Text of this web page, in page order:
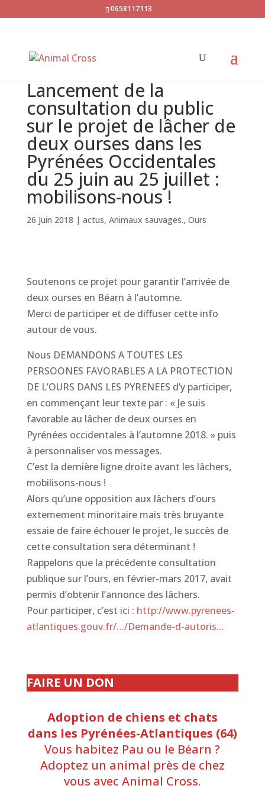
0658117113
Lancement de la
consultation du public
sur le projet de lâcher de
deux ourses dans les
Pyrénées Occidentales
du 25 juin au 25 juillet :
mobilisons-nous !
26 Juin 2018 | actus, Animaux sauvages., Ours
Soutenons ce projet pour garantir l’arrivée de
deux ourses en Béarn à l’automne.
Merci de participer et de diffuser cette info
autour de vous.
Nous DEMANDONS A TOUTES LES
PERSOONES FAVORABLES A LA PROTECTION
DE L’OURS DANS LES PYRENEES d’y participer,
en commençant leur texte par : « Je suis
favorable au lâcher de deux ourses en
Pyrénées occidentales à l’automne 2018. » puis
à personnaliser vos messages.
C’est la dernière ligne droite avant les lâchers,
mobilisons-nous !
Alors qu’une opposition aux lâchers d’ours
extemement minoritaire mais très bruyante
essaie de faire échouer le projet, le succès de
cette consultation sera déterminant !
Rappelons que la précédente consultation
publique sur l’ours, en février-mars 2017, avait
permis d’obtenir l’annonce des lâchers.
Pour participer, c’est ici : http://www.pyrenees-
atlantiques.gouv.fr/…/Demande-d-autoris…
FAIRE UN DON
Adoption de chiens et chats
dans les Pyrénées-Atlantiques (64)
Vous habitez Pau ou le Béarn ?
Adoptez un animal près de chez
vous avec Animal Cross.